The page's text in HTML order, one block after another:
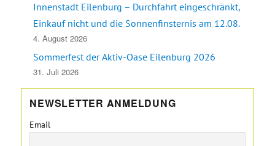
Innenstadt Eilenburg – Durchfahrt eingeschränkt,
Einkauf nicht und die Sonnenfinsternis am 12.08.
4. August 2026
Sommerfest der Aktiv-Oase Eilenburg 2026
31. Juli 2026
NEWSLETTER ANMELDUNG
Email